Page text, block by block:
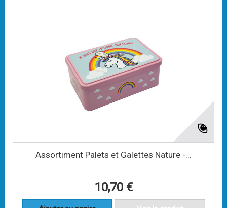
Assortiment Palets et Galettes Nature -...
10,70 €